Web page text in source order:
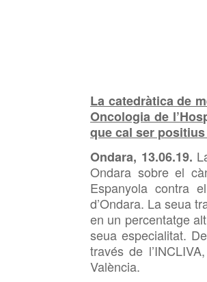
La catedràtica de
Oncologia de
que cal ser
Ondara, 13.06.19.
Ondara sobre el
Espanyola contra
d’Ondara. La seua
en un percentatge
seua especialitat.
través de
València.